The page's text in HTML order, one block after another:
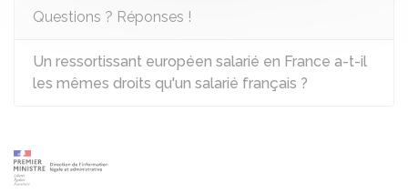
Questions ? Réponses !
Un ressortissant européen salarié en France a-t-il
les mêmes droits qu'un salarié français ?